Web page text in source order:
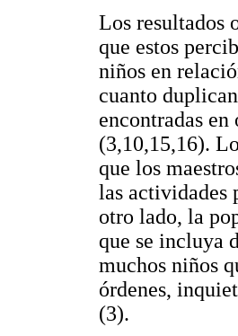
Los resultados
que estos
niños en
cuanto
encontradas
(3,10,15,16).
que los
las actividades
otro lado, la
que se incluya
muchos niños
órdenes,
(3).